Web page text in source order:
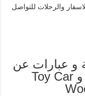
و عبارات عن
الاسفار والرحلات للتواصل و Toy Car